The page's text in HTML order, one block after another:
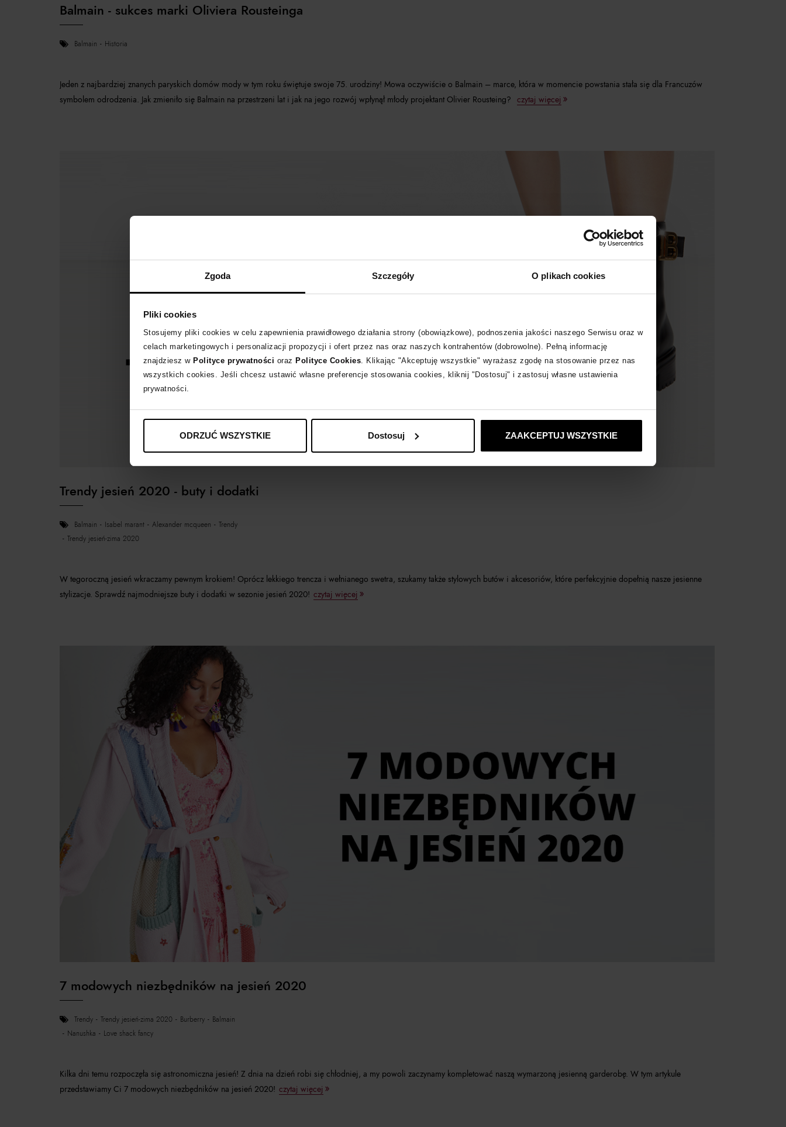
Zgoda Szczegóły O plikach cookies
Pliki cookies
Stosujemy pliki cookies w celu zapewnienia prawidłowego działania strony (obowiązkowe), podnoszenia jakości naszego Serwisu oraz w
celach marketingowych i personalizacji propozycji i ofert przez nas oraz naszych kontrahentów (dobrowolne). Pełną informację
znajdziesz w Polityce prywatności oraz Polityce Cookies. Klikając "Akceptuję wszystkie" wyrażasz zgodę na stosowanie przez nas
wszystkich cookies. Jeśli chcesz ustawić własne preferencje stosowania cookies, kliknij "Dostosuj" i zastosuj własne ustawienia
prywatności.
ODRZUĆ WSZYSTKIE Dostosuj ZAAKCEPTUJ WSZYSTKIE
Balmain - sukces marki Oliviera Rousteinga
balmain historia
Jeden z najbardziej znanych paryskich domów mody w tym roku świętuje swoje 75. urodziny! Mowa oczywiście o Balmain – marce, która w momencie powstania stała się dla Francuzów
symbolem odrodzenia. Jak zmieniło się Balmain na przestrzeni lat i jak na jego rozwój wpłynął młody projektant Olivier Rousteing? czytaj więcej
Trendy jesień 2020 - buty i dodatki
balmain isabel marant alexander mcqueen
trendy
trendy jesień-zima 2020
W tegoroczną jesień wkraczamy pewnym krokiem! Oprócz lekkiego trencza i wełnianego swetra, szukamy także stylowych butów i akcesoriów, które perfekcyjnie dopełnią nasze jesienne
stylizacje. Sprawdź najmodniejsze buty i dodatki w sezonie jesień 2020! czytaj więcej
7 modowych niezbędników na jesień 2020
trendy trendy jesień-zima 2020 burberry
balmain
nanushka
love shack fancy
Kilka dni temu rozpoczęła się astronomiczna jesień! Z dnia na dzień robi się chłodniej, a my powoli zaczynamy kompletować naszą wymarzoną jesienną garderobę. W tym artykule
przedstawiamy Ci 7 modowych niezbędników na jesień 2020! czytaj więcej